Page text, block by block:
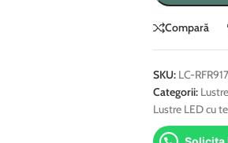
Compară
SKU: LC-
Categorii:
Lustre LED cu